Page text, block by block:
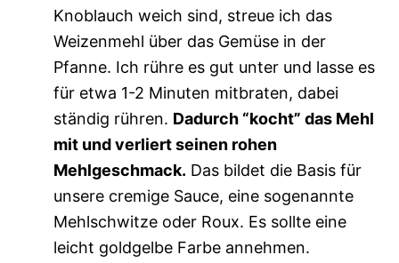
Knoblauch weich sind, streue ich das
Weizenmehl über das Gemüse in der
Pfanne. Ich rühre es gut unter und lasse es
für etwa 1-2 Minuten mitbraten, dabei
ständig rühren. Dadurch “kocht” das Mehl
mit und verliert seinen rohen
Mehlgeschmack. Das bildet die Basis für
unsere cremige Sauce, eine sogenannte
Mehlschwitze oder Roux. Es sollte eine
leicht goldgelbe Farbe annehmen.